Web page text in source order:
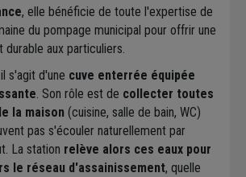
, elle bénéficie de toute l'expertise de
du pompage municipal pour offrir une
aux particuliers.
s'agit d'une cuve enterrée équipée
. Son rôle est de collecter toutes
la maison (cuisine, salle de bain, WC)
pas s'écouler naturellement par
La station relève alors ces eaux pour
le réseau d'assainissement, quelle